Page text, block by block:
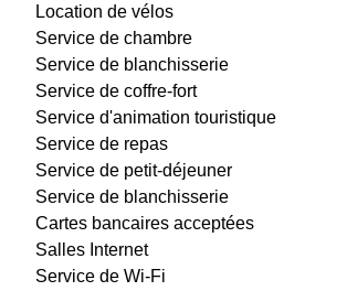
Location de vélos
Service de chambre
Service de blanchisserie
Service de coffre-fort
Service d'animation touristique
Service de repas
Service de petit-déjeuner
Service de blanchisserie
Cartes bancaires acceptées
Salles Internet
Service de Wi-Fi